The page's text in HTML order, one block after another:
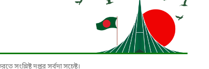
সংশ্লিষ্ট দপ্তর সর্বদা সচেষ্ট।